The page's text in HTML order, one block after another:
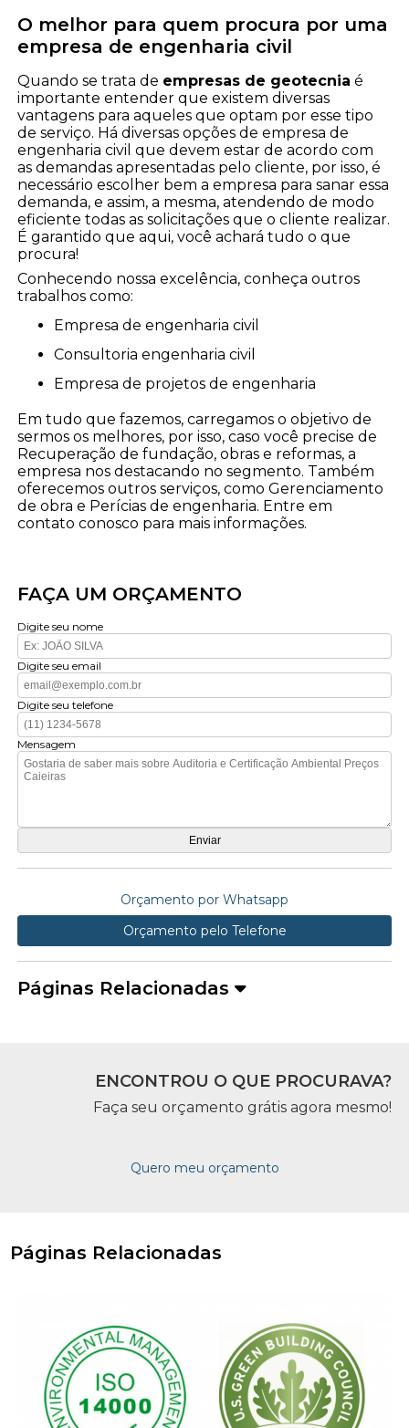
O melhor para quem procura por uma
empresa de engenharia civil
Quando se trata de empresas de geotecnia é
importante entender que existem diversas
vantagens para aqueles que optam por esse tipo
de serviço. Há diversas opções de empresa de
engenharia civil que devem estar de acordo com
as demandas apresentadas pelo cliente, por isso, é
necessário escolher bem a empresa para sanar essa
demanda, e assim, a mesma, atendendo de modo
eficiente todas as solicitações que o cliente realizar.
É garantido que aqui, você achará tudo o que
procura!
Conhecendo nossa excelência, conheça outros
trabalhos como:
empresa de engenharia civil
consultoria engenharia civil
empresa de projetos de engenharia
Em tudo que fazemos, carregamos o objetivo de
sermos os melhores, por isso, caso você precise de
Recuperação de fundação, obras e reformas, a
empresa nos destacando no segmento. Também
oferecemos outros serviços, como Gerenciamento
de obra e Perícias de engenharia. Entre em
contato conosco para mais informações.
FAÇA UM ORÇAMENTO
Digite seu nome
Digite seu email
Digite seu telefone
Mensagem
Orçamento por Whatsapp
Orçamento pelo Telefone
Páginas Relacionadas
ENCONTROU O QUE PROCURAVA?
Faça seu orçamento grátis agora mesmo!
Quero meu orçamento
Páginas Relacionadas